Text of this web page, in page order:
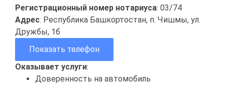
Регистрационный номер нотариуса: 03/74
Адрес: Республика Башкортостан, п. Чишмы, ул.
Дружбы, 1б
Показать телефон
Оказывает услуги:
Доверенность на автомобиль